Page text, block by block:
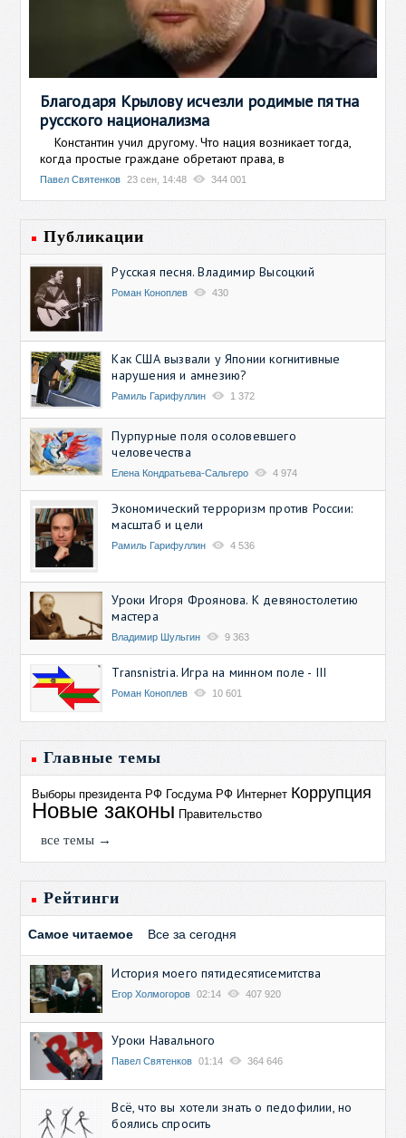
Благодаря Крылову исчезли родимые пятна
русского национализма
Константин учил другому. Что нация возникает тогда,
когда простые граждане обретают права, в
Павел Святенков 23 сен, 14:48 344 001
Публикации
Русская песня. Владимир Высоцкий
Роман Коноплев 430
Как США вызвали у Японии когнитивные
нарушения и амнезию?
Рамиль Гарифуллин 1 372
Пурпурные поля осоловевшего
человечества
Елена Кондратьева-Сальгеро 4 974
Экономический терроризм против России:
масштаб и цели
Рамиль Гарифуллин 4 536
Уроки Игоря Фроянова. К девяностолетию
мастера
Владимир Шульгин 9 363
Transnistria. Игра на минном поле - III
Роман Коноплев 10 601
Главные темы
Выборы президента РФ Госдума РФ Интернет Коррупция
Новые законы Правительство
все темы →
Рейтинги
Самое читаемое Все за сегодня
История моего пятидесятисемитства
Егор Холмогоров 02:14 407 920
Уроки Навального
Павел Святенков 01:14 364 646
Всё, что вы хотели знать о педофилии, но
боялись спросить